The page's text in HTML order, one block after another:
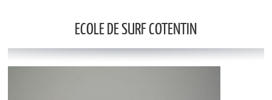
ECOLE DE SURF COTENTIN